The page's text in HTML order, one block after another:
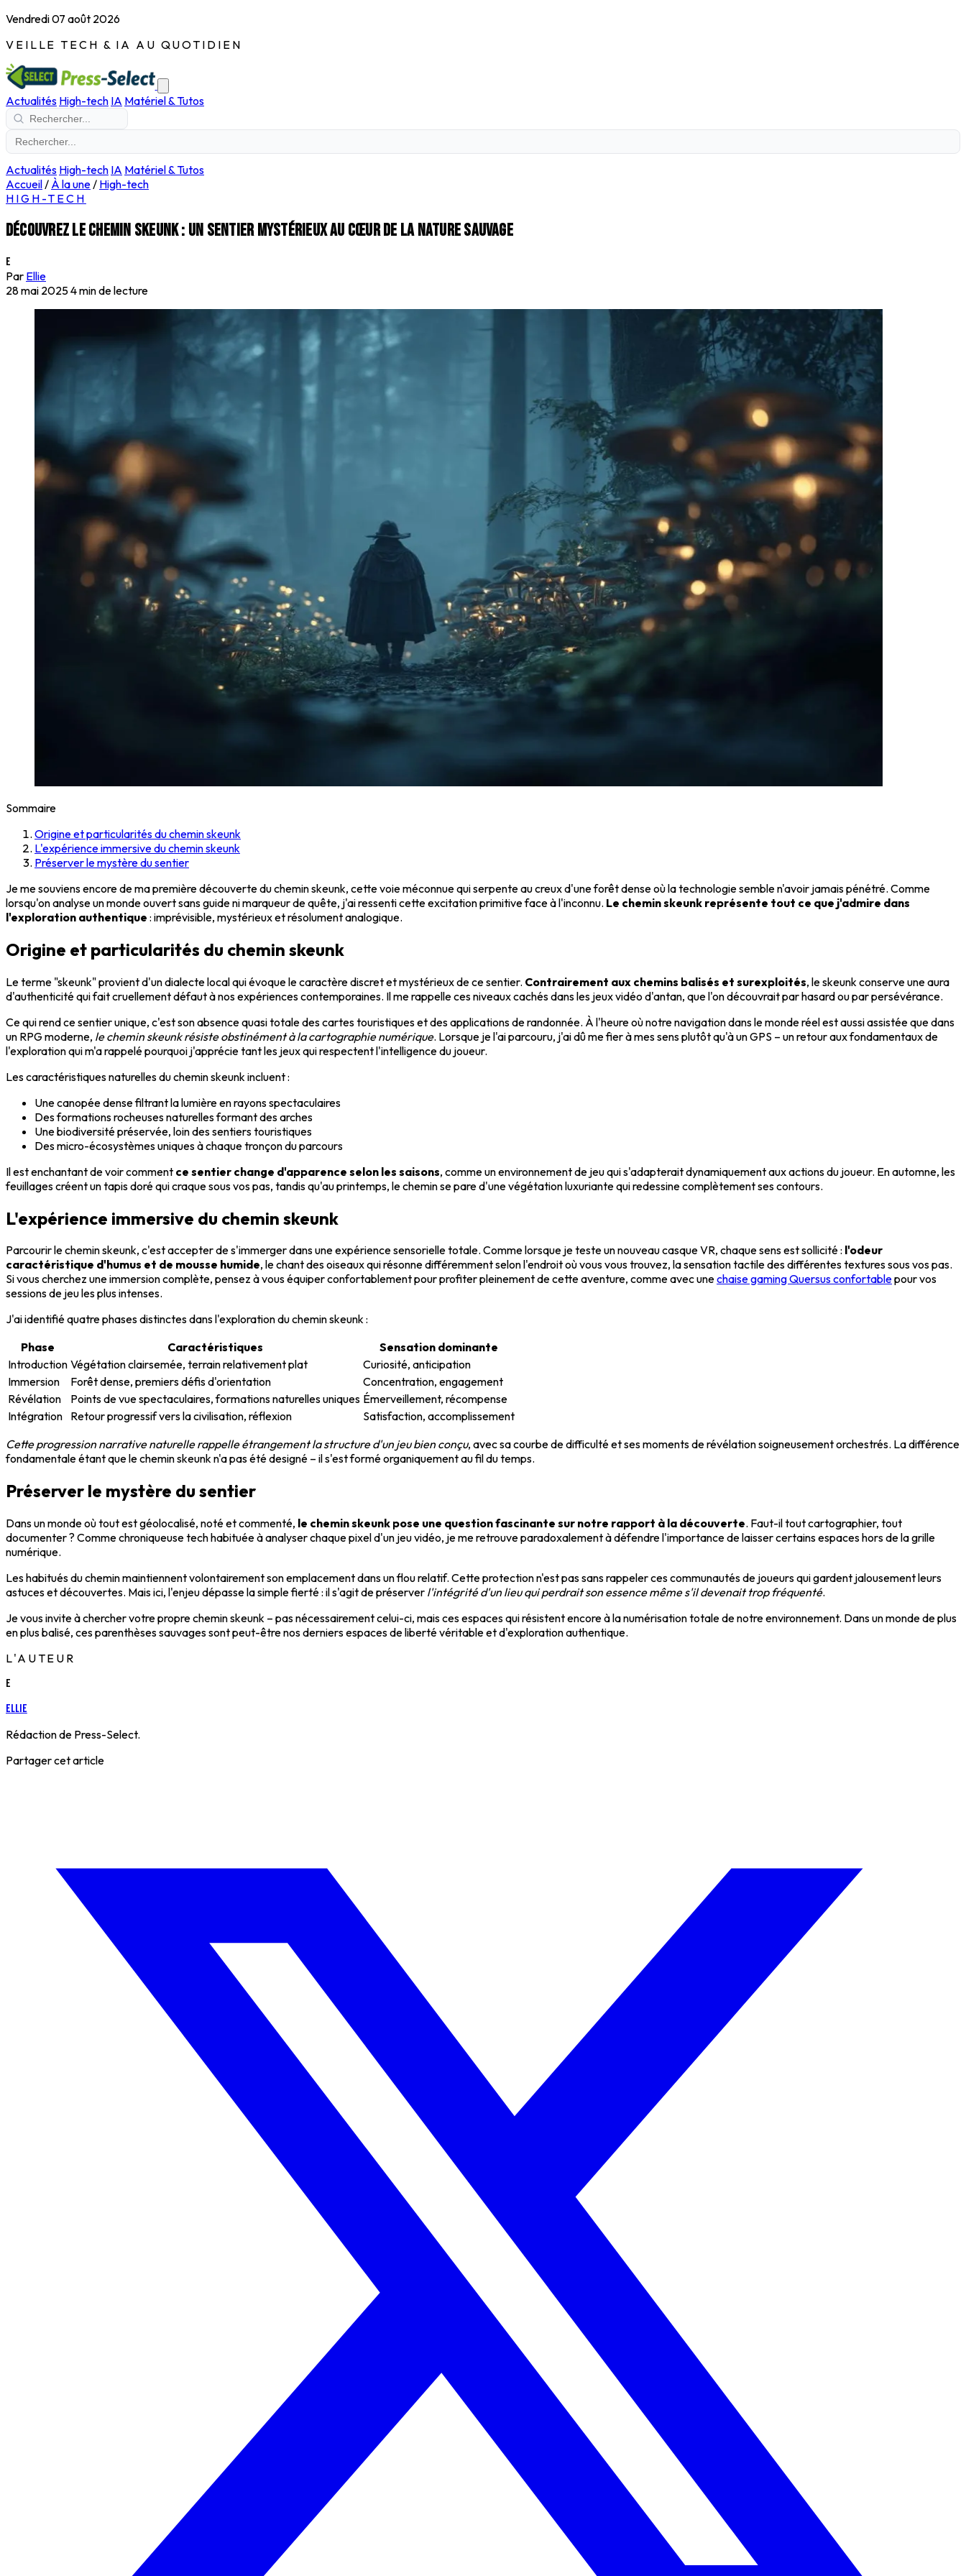
Vendredi 07 août 2026
VEILLE TECH & IA AU QUOTIDIEN
Actualités High-tech IA Matériel & Tutos
Actualités High-tech IA Matériel & Tutos
Accueil/ À la une/ High-tech
HIGH-TECH
Découvrez le chemin skeunk : un sentier mystérieux au cœur de la nature sauvage
E
Par Ellie
28 mai 20254 min de lecture
Sommaire
Origine et particularités du chemin skeunk
L'expérience immersive du chemin skeunk
Préserver le mystère du sentier
Je me souviens encore de ma première découverte du chemin skeunk, cette voie méconnue qui serpente au creux d'une forêt dense où la technologie semble n'avoir jamais pénétré. Comme
lorsqu'on analyse un monde ouvert sans guide ni marqueur de quête, j'ai ressenti cette excitation primitive face à l'inconnu. Le chemin skeunk représente tout ce que j'admire dans
l'exploration authentique : imprévisible, mystérieux et résolument analogique.
Origine et particularités du chemin skeunk
Le terme "skeunk" provient d'un dialecte local qui évoque le caractère discret et mystérieux de ce sentier. Contrairement aux chemins balisés et surexploités, le skeunk conserve une aura
d'authenticité qui fait cruellement défaut à nos expériences contemporaines. Il me rappelle ces niveaux cachés dans les jeux vidéo d'antan, que l'on découvrait par hasard ou par persévérance.
Ce qui rend ce sentier unique, c'est son absence quasi totale des cartes touristiques et des applications de randonnée. À l'heure où notre navigation dans le monde réel est aussi assistée que dans
un RPG moderne, le chemin skeunk résiste obstinément à la cartographie numérique. Lorsque je l'ai parcouru, j'ai dû me fier à mes sens plutôt qu'à un GPS – un retour aux fondamentaux de
l'exploration qui m'a rappelé pourquoi j'apprécie tant les jeux qui respectent l'intelligence du joueur.
Les caractéristiques naturelles du chemin skeunk incluent :
Une canopée dense filtrant la lumière en rayons spectaculaires
Des formations rocheuses naturelles formant des arches
Une biodiversité préservée, loin des sentiers touristiques
Des micro-écosystèmes uniques à chaque tronçon du parcours
Il est enchantant de voir comment ce sentier change d'apparence selon les saisons, comme un environnement de jeu qui s'adapterait dynamiquement aux actions du joueur. En automne, les
feuillages créent un tapis doré qui craque sous vos pas, tandis qu'au printemps, le chemin se pare d'une végétation luxuriante qui redessine complètement ses contours.
L'expérience immersive du chemin skeunk
Parcourir le chemin skeunk, c'est accepter de s'immerger dans une expérience sensorielle totale. Comme lorsque je teste un nouveau casque VR, chaque sens est sollicité : l'odeur
caractéristique d'humus et de mousse humide, le chant des oiseaux qui résonne différemment selon l'endroit où vous vous trouvez, la sensation tactile des différentes textures sous vos pas.
Si vous cherchez une immersion complète, pensez à vous équiper confortablement pour profiter pleinement de cette aventure, comme avec unechaise gaming Quersus confortablepour vos
sessions de jeu les plus intenses.
J'ai identifié quatre phases distinctes dans l'exploration du chemin skeunk :
Phase
Caractéristiques
Sensation dominante
Introduction Végétation clairsemée, terrain relativement plat
Curiosité, anticipation
Immersion
Forêt dense, premiers défis d'orientation
Concentration, engagement
Révélation
Points de vue spectaculaires, formations naturelles uniques Émerveillement, récompense
Intégration Retour progressif vers la civilisation, réflexion
Satisfaction, accomplissement
Cette progression narrative naturelle rappelle étrangement la structure d'un jeu bien conçu, avec sa courbe de difficulté et ses moments de révélation soigneusement orchestrés. La différence
fondamentale étant que le chemin skeunk n'a pas été designé – il s'est formé organiquement au fil du temps.
Préserver le mystère du sentier
Dans un monde où tout est géolocalisé, noté et commenté, le chemin skeunk pose une question fascinante sur notre rapport à la découverte. Faut-il tout cartographier, tout
documenter ? Comme chroniqueuse tech habituée à analyser chaque pixel d'un jeu vidéo, je me retrouve paradoxalement à défendre l'importance de laisser certains espaces hors de la grille
numérique.
Les habitués du chemin maintiennent volontairement son emplacement dans un flou relatif. Cette protection n'est pas sans rappeler ces communautés de joueurs qui gardent jalousement leurs
astuces et découvertes. Mais ici, l'enjeu dépasse la simple fierté : il s'agit de préserver l'intégrité d'un lieu qui perdrait son essence même s'il devenait trop fréquenté.
Je vous invite à chercher votre propre chemin skeunk – pas nécessairement celui-ci, mais ces espaces qui résistent encore à la numérisation totale de notre environnement. Dans un monde de plus
en plus balisé, ces parenthèses sauvages sont peut-être nos derniers espaces de liberté véritable et d'exploration authentique.
L'AUTEUR
E
Ellie
Rédaction de Press-Select.
Partager cet article